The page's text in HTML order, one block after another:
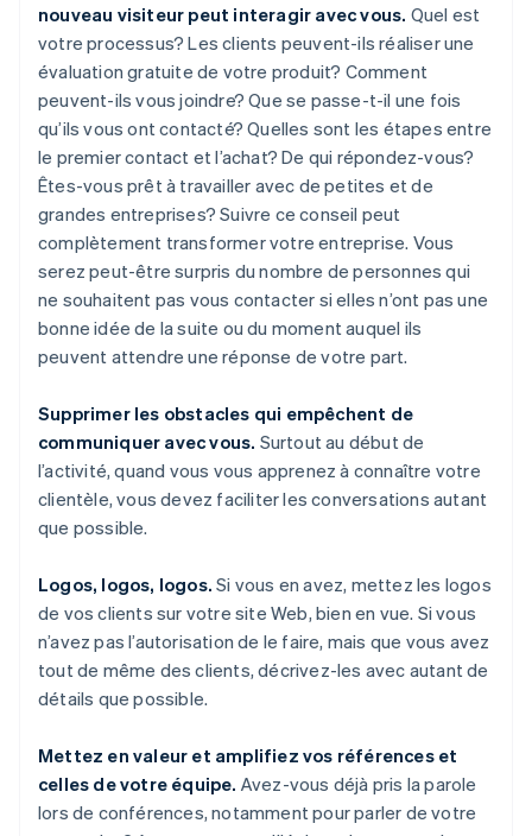
nouveau visiteur peut interagir avec vous. Quel est
votre processus? Les clients peuvent-ils réaliser une
évaluation gratuite de votre produit? Comment
peuvent-ils vous joindre? Que se passe-t-il une fois
qu’ils vous ont contacté? Quelles sont les étapes entre
le premier contact et l’achat? De qui répondez-vous?
Êtes-vous prêt à travailler avec de petites et de
grandes entreprises? Suivre ce conseil peut
complètement transformer votre entreprise. Vous
serez peut-être surpris du nombre de personnes qui
ne souhaitent pas vous contacter si elles n’ont pas une
bonne idée de la suite ou du moment auquel ils
peuvent attendre une réponse de votre part.
Supprimer les obstacles qui empêchent de
communiquer avec vous. Surtout au début de
l’activité, quand vous vous apprenez à connaître votre
clientèle, vous devez faciliter les conversations autant
que possible.
Logos, logos, logos. Si vous en avez, mettez les logos
de vos clients sur votre site Web, bien en vue. Si vous
n’avez pas l’autorisation de le faire, mais que vous avez
tout de même des clients, décrivez-les avec autant de
détails que possible.
Mettez en valeur et amplifiez vos références et
celles de votre équipe. Avez-vous déjà pris la parole
lors de conférences, notamment pour parler de votre